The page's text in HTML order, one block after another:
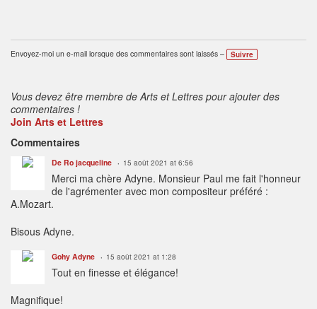
Envoyez-moi un e-mail lorsque des commentaires sont laissés – Suivre
Vous devez être membre de Arts et Lettres pour ajouter des
commentaires !
Join Arts et Lettres
Commentaires
De Ro jacqueline 15 août 2021 at 6:56
Merci ma chère Adyne. Monsieur Paul me fait l'honneur
de l'agrémenter avec mon compositeur préféré :
A.Mozart.
Bisous Adyne.
Gohy Adyne 15 août 2021 at 1:28
Tout en finesse et élégance!
Magnifique!